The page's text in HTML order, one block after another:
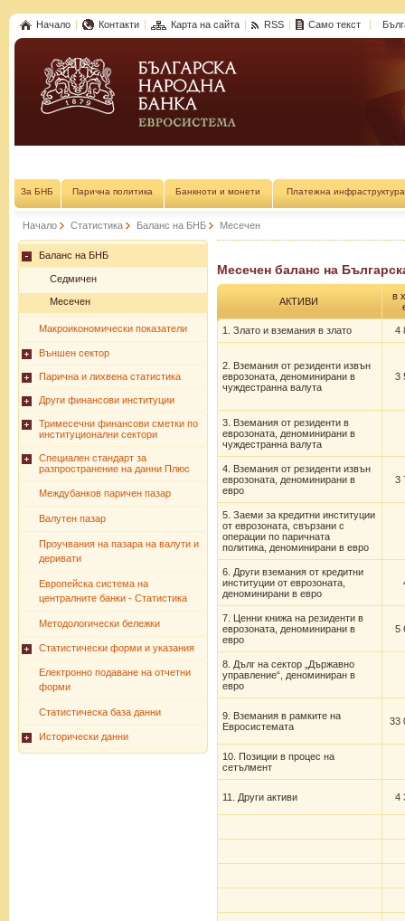
Начало Контакти Карта на сайта RSS Само текст
За БНБ Парична политика Банкноти и монети Платежна инфраструктура
Начало Статистика Баланс на БНБ Месечен
Баланс на БНБ
Седмичен
Месечен
Макроикономически показатели
Външен сектор
Парична и лихвена статистика
Други финансови институции
Тримесечни финансови сметки по
институционални сектори
Специален стандарт за
разпространение на данни Плюс
Междубанков паричен пазар
Валутен пазар
Проучвания на пазара на валути и
деривати
Европейска система на
централните банки - Статистика
Методологически бележки
Статистически форми и указания
Електронно подаване на отчетни
форми
Статистическа база данни
Исторически данни
Месечен баланс на
АКТИВИ
в
1. Злато и вземания в злато 4
2. Вземания от резиденти извън
еврозоната, деноминирани в
чуждестранна валута
3
3. Вземания от резиденти в
еврозоната, деноминирани в
чуждестранна валута
4. Вземания от резиденти извън
еврозоната, деноминирани в
евро
3
5. Заеми за кредитни институции
от еврозоната, свързани с
операции по паричната
политика, деноминирани в евро
6. Други вземания от кредитни
институции от еврозоната,
деноминирани в евро
7. Ценни книжа на резиденти в
еврозоната, деноминирани в
евро
5
8. Дълг на сектор „Държавно
управление“, деноминиран в
евро
9. Вземания в рамките на
Евросистемата
33
10. Позиции в процес на
сетълмент
11. Други активи 4